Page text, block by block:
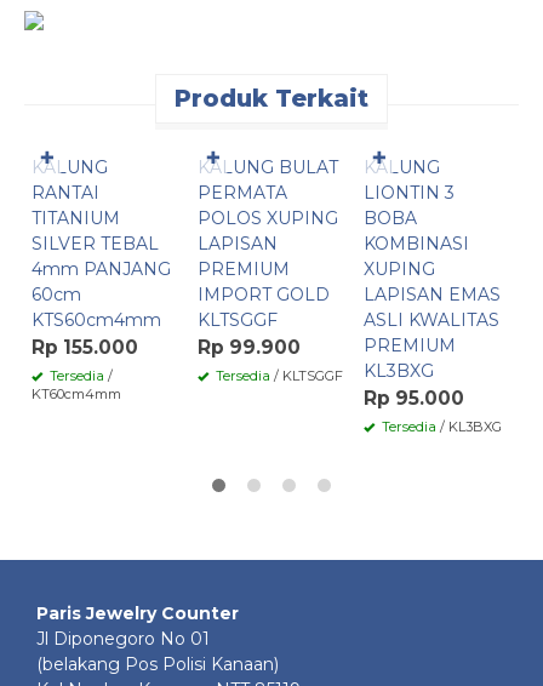
Produk Terkait
KALUNG
RANTAI
TITANIUM
SILVER TEBAL
4mm PANJANG
60cm
KTS60cm4mm
Rp 155.000
Tersedia /
KT60cm4mm
✚
KALUNG BULAT
PERMATA
POLOS XUPING
LAPISAN
PREMIUM
IMPORT GOLD
KLTSGGF
Rp 99.900
Tersedia / KLTSGGF
✚
KALUNG
LIONTIN 3
BOBA
KOMBINASI
XUPING
LAPISAN EMAS
ASLI KWALITAS
PREMIUM
KL3BXG
Rp 95.000
Tersedia / KL3BXG
✚
Paris Jewelry Counter
Jl Diponegoro No 01
(belakang Pos Polisi Kanaan)